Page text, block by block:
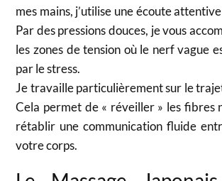
mes mains, j’utilise une écoute
Par des pressions douces, je vous
les zones de tension où le nerf vague
par le stress.
Je travaille particulièrement sur le
Cela permet de « réveiller » les fibres
rétablir une communication fluide
votre corps.